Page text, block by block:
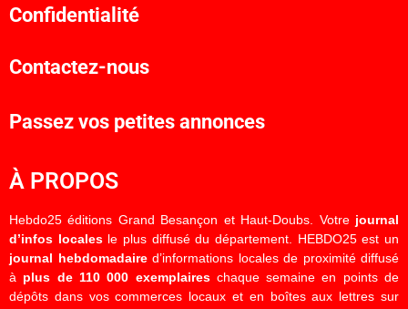
Confidentialité
Contactez-nous
Passez vos petites annonces
À PROPOS
Hebdo25 éditions Grand Besançon et Haut-Doubs. Votre journal
d’infos localesle plus diffusé du département. HEBDO25 est un
journal hebdomadaired’informations locales de proximité diffusé
à plus de 110 000 exemplaireschaque semaine en points de
dépôts dans vos commerces locaux et en boîtes aux lettres sur